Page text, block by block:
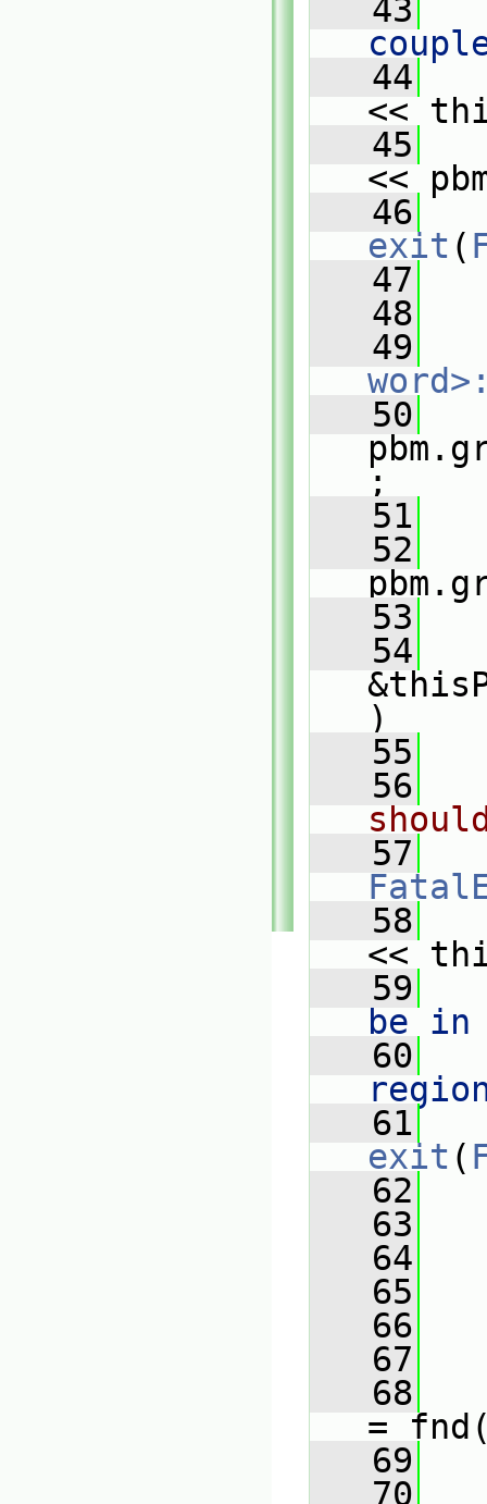
   43
   44
<<
   45
<<
   46
exit (
   47
   48
   49
   50
;
   51
   52
   53
   54
)
   55
   56
   57
   58
<<
   59
be in
   60
   61
exit (
   62
   63
   64
   65
   66
   67
   68
=
   69
   70